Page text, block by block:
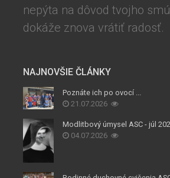
nepýta na dôvod tvojho
dokáže znova vrátiť radosť.
NAJNOVŠIE ČLÁNKY
Poznáte ich po ovocí ...
21.07.2026
Modlitbový úmysel ASC - júl
04.07.2026